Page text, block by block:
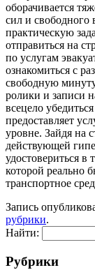
оборачивается
сил и свободного
практическую
отправиться на
по услугам
ознакомиться с
свободную
ролики и записи
всецело
предоставляет
уровне. Зайдя на
действующей
удостовериться
которой реально
транспортное
Запись
рубрики.
Найти:
Рубрики